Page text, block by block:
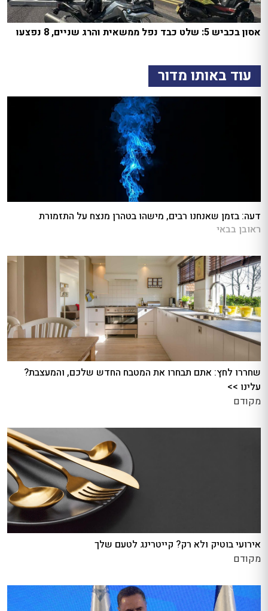
אסון בכביש 5: שלט כבד נפל ממשאית והרג שניים, 8 נפצעו
עוד באותו מדור
דעה: בזמן שאנחנו רבים, מישהו בטהרן מנצח על התזמורת
ראובן בבאי
שחררו לחץ: אתם תבחרו את המטבח החדש שלכם, והמעצבת?
עלינו >>
מקודם
אירועי בוטיק ולא רק? קייטרינג לטעם שלך
מקודם